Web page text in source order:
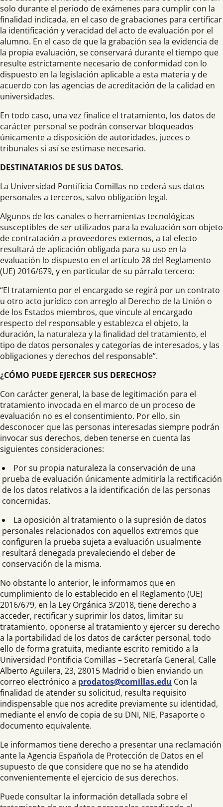
solo durante el periodo de exámenes para cumplir con la
finalidad indicada, en el caso de grabaciones para certificar
la identificación y veracidad del acto de evaluación por el
alumno. En el caso de que la grabación sea la evidencia de
la propia evaluación, se conservará durante el tiempo que
resulte estrictamente necesario de conformidad con lo
dispuesto en la legislación aplicable a esta materia y de
acuerdo con las agencias de acreditación de la calidad en
universidades.
En todo caso, una vez finalice el tratamiento, los datos de
carácter personal se podrán conservar bloqueados
únicamente a disposición de autoridades, jueces o
tribunales si así se estimase necesario.
DESTINATARIOS DE SUS DATOS.
La Universidad Pontificia Comillas no cederá sus datos
personales a terceros, salvo obligación legal.
Algunos de los canales o herramientas tecnológicas
susceptibles de ser utilizados para la evaluación son objeto
de contratación a proveedores externos, a tal efecto
resultará de aplicación obligada para su uso en la
evaluación lo dispuesto en el artículo 28 del Reglamento
(UE) 2016/679, y en particular de su párrafo tercero:
“El tratamiento por el encargado se regirá por un contrato
u otro acto jurídico con arreglo al Derecho de la Unión o
de los Estados miembros, que vincule al encargado
respecto del responsable y establezca el objeto, la
duración, la naturaleza y la finalidad del tratamiento, el
tipo de datos personales y categorías de interesados, y las
obligaciones y derechos del responsable”.
¿CÓMO PUEDE EJERCER SUS DERECHOS?
Con carácter general, la base de legitimación para el
tratamiento invocada en el marco de un proceso de
evaluación no es el consentimiento. Por ello, sin
desconocer que las personas interesadas siempre podrán
invocar sus derechos, deben tenerse en cuenta las
siguientes consideraciones:
Por su propia naturaleza la conservación de una
prueba de evaluación únicamente admitiría la rectificación
de los datos relativos a la identificación de las personas
concernidas.
La oposición al tratamiento o la supresión de datos
personales relacionados con aquellos extremos que
configuren la prueba sujeta a evaluación usualmente
resultará denegada prevaleciendo el deber de
conservación de la misma.
No obstante lo anterior, le informamos que en
cumplimiento de lo establecido en el Reglamento (UE)
2016/679, en la Ley Orgánica 3/2018, tiene derecho a
acceder, rectificar y suprimir los datos, limitar su
tratamiento, oponerse al tratamiento y ejercer su derecho
a la portabilidad de los datos de carácter personal, todo
ello de forma gratuita, mediante escrito remitido a la
Universidad Pontificia Comillas – Secretaría General, Calle
Alberto Aguilera, 23, 28015 Madrid o bien enviando un
correo electrónico a prodatos@comillas.edu Con la
finalidad de atender su solicitud, resulta requisito
indispensable que nos acredite previamente su identidad,
mediante el envío de copia de su DNI, NIE, Pasaporte o
documento equivalente.
Le informamos tiene derecho a presentar una reclamación
ante la Agencia Española de Protección de Datos en el
supuesto de que considere que no se ha atendido
convenientemente el ejercicio de sus derechos.
Puede consultar la información detallada sobre el